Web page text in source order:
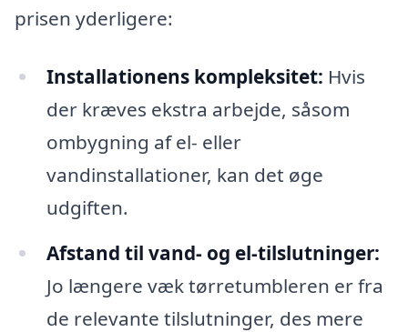
prisen yderligere:
Installationens kompleksitet: Hvis
der kræves ekstra arbejde, såsom
ombygning af el- eller
vandinstallationer, kan det øge
udgiften.
Afstand til vand- og el-tilslutninger:
Jo længere væk tørretumbleren er fra
de relevante tilslutninger, des mere